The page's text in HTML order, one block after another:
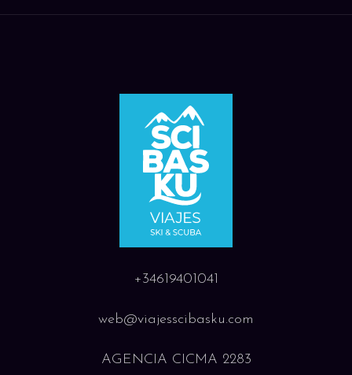
+34619401041
web@viajesscibasku.com
AGENCIA CICMA 2283